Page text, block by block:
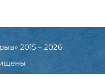
2015 – 2026